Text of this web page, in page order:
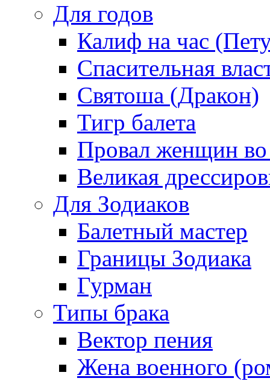
Для годов
Калиф на час
Спасительная
Святоша (Дракон)
Тигр балета
Провал женщин во
Великая
Для Зодиаков
Балетный мастер
Границы Зодиака
Гурман
Типы брака
Вектор пения
Жена военного